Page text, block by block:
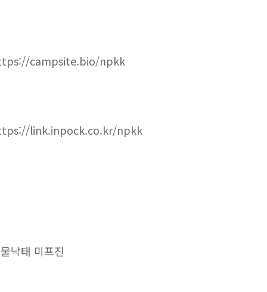
campsite.bio/npkk
link.inpock.co.kr/npkk
낙태 미프진